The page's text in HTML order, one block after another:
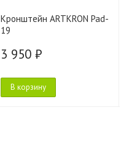
Кронштейн ARTKRON Pad-
19
3 950 ₽
В корзину